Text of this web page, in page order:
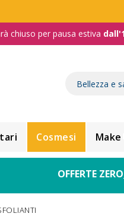
chiuso per pausa estiva
Cosmesi Make
OFFERTE